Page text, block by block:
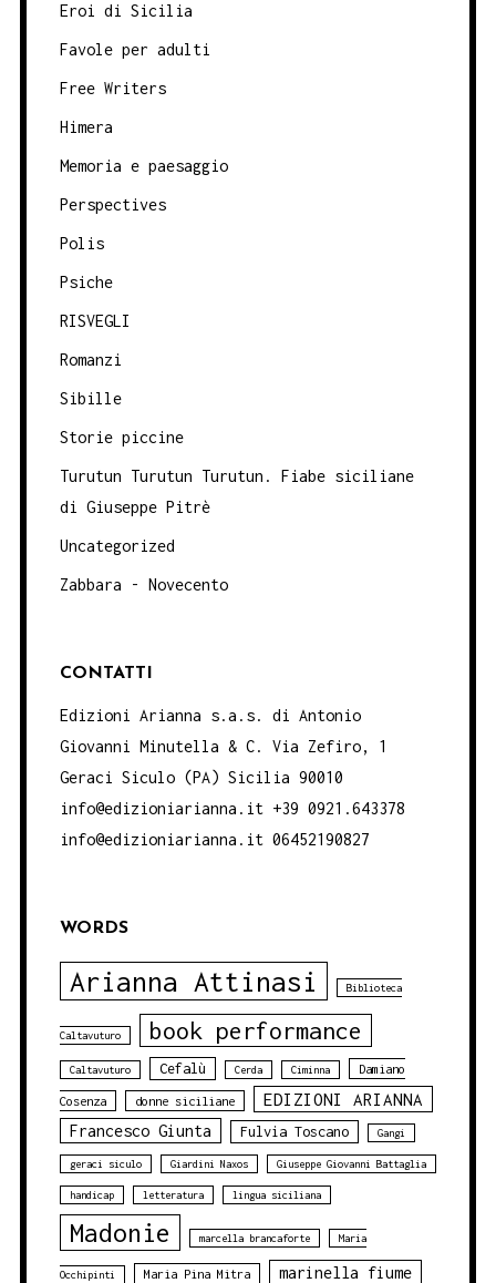
Eroi di Sicilia
Favole per adulti
Free Writers
Himera
Memoria e paesaggio
Perspectives
Polis
Psiche
RISVEGLI
Romanzi
Sibille
Storie piccine
Turutun Turutun Turutun. Fiabe siciliane
di Giuseppe Pitrè
Uncategorized
Zabbara - Novecento
CONTATTI
Edizioni Arianna s.a.s. di Antonio
Giovanni Minutella & C. Via Zefiro, 1
Geraci Siculo (PA) Sicilia 90010
info@edizioniarianna.it +39 0921.643378
info@edizioniarianna.it 06452190827
WORDS
Arianna Attinasi Biblioteca
Caltavuturo book performance
Caltavuturo Cefalù Cerda Ciminna Damiano
Cosenza donne siciliane EDIZIONI ARIANNA
Francesco Giunta Fulvia Toscano Gangi
geraci siculo Giardini Naxos Giuseppe Giovanni Battaglia
handicap letteratura lingua siciliana
Madonie marcella brancaforte Maria
Occhipinti Maria Pina Mitra marinella fiume